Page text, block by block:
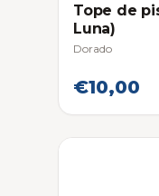
Tope de
Luna)
Dorado
€10,00